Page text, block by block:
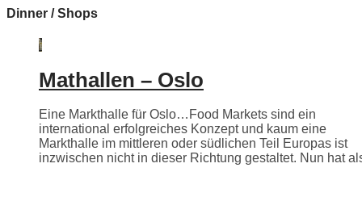
Dinner / Shops
Mathallen – Oslo
Eine Markthalle für Oslo…Food Markets sind ein
international erfolgreiches Konzept und kaum eine
Markthalle im mittleren oder südlichen Teil Europas ist
inzwischen nicht in dieser Richtung gestaltet. Nun hat